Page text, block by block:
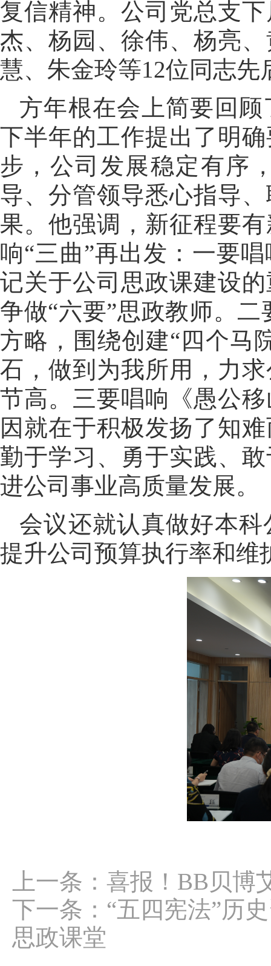
复信精神。公司党总支
杰、杨园、徐伟、杨亮
慧、朱金玲等12位同志
方年根在会上简要回
下半年的工作提出了明
步，公司发展稳定有序
导、分管领导悉心指导
果。他强调，新征程要
响“三曲”再出发：一要
记关于公司思政课建设
争做“六要”思政教师。
方略，围绕创建“四个马
石，做到为我所用，力
节高。三要唱响《愚公
因就在于积极发扬了知
勤于学习、勇于实践、
进公司事业高质量发展。
会议还就认真做好本
提升公司预算执行率和维
上一条： 喜报！BB贝博
下一条： “五四宪法”历
思政课堂